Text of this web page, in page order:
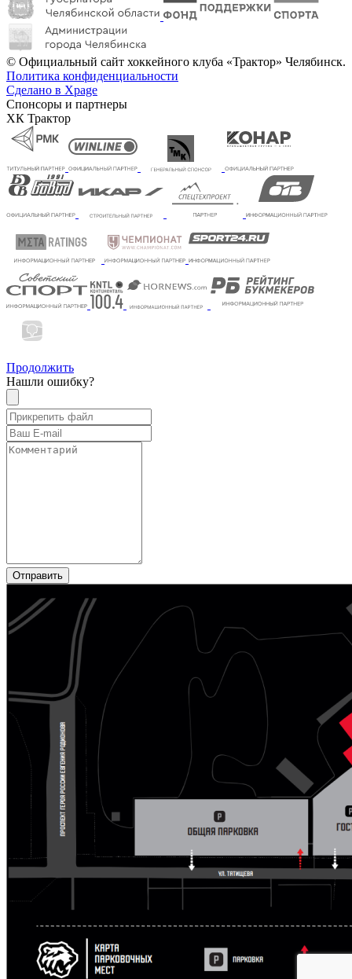
© Официальный сайт хоккейного клуба «Трактор» Челябинск.
Политика конфиденциальности
Сделано в Xpage
Спонсоры и партнеры
ХК Трактор
Продолжить
Нашли ошибку?